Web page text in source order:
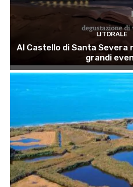
LITORALE
Al Castello di Santa Severa
grandi